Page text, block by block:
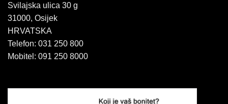
Svilajska ulica 30 g
31000, Osijek
HRVATSKA
Telefon: 031 250 800
Mobitel: 091 250 8000